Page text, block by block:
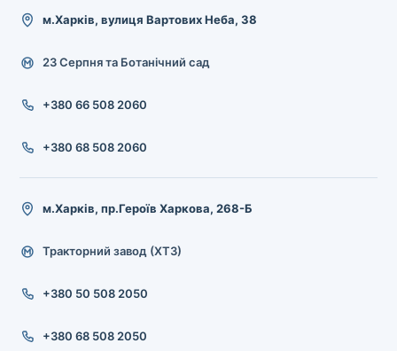
м.Харків, вулиця Вартових Неба, 38
23 Серпня та Ботанічний сад
+380 66 508 2060
+380 68 508 2060
м.Харків, пр.Героїв Харкова, 268-Б
Тракторний завод (ХТЗ)
+380 50 508 2050
+380 68 508 2050